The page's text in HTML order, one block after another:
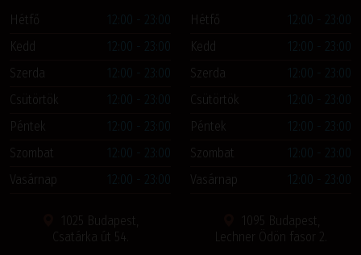
Hétfő
12:00 - 23:00
Kedd
12:00 - 23:00
Szerda
12:00 - 23:00
Csütörtök
12:00 - 23:00
Péntek
12:00 - 23:00
Szombat
12:00 - 23:00
Vasárnap
12:00 - 23:00
1025 Budapest,
Csatárka út 54.
Hétfő
12:00 - 23:00
Kedd
12:00 - 23:00
Szerda
12:00 - 23:00
Csütörtök
12:00 - 23:00
Péntek
12:00 - 23:00
Szombat
12:00 - 23:00
Vasárnap
12:00 - 23:00
1095 Budapest,
Lechner Ödön fasor 2.